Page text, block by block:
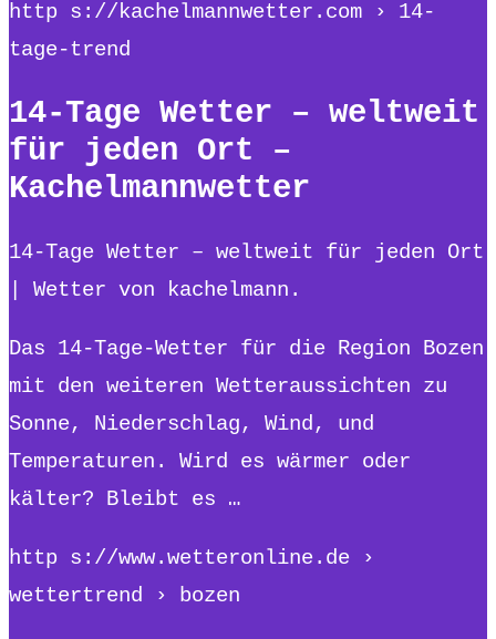
http s://kachelmannwetter.com › 14-
tage-trend
14-Tage Wetter – weltweit
für jeden Ort –
Kachelmannwetter
14-Tage Wetter – weltweit für jeden Ort
| Wetter von kachelmann.
Das 14-Tage-Wetter für die Region Bozen
mit den weiteren Wetteraussichten zu
Sonne, Niederschlag, Wind, und
Temperaturen. Wird es wärmer oder
kälter? Bleibt es …
http s://www.wetteronline.de ›
wettertrend › bozen